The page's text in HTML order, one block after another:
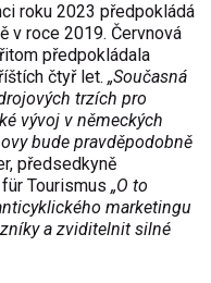
roku 2023 předpokládá
v roce 2019. Červnová
předpokládala
čtyř let. „Současná
trzích pro
vývoj v německých
bude pravděpodobně
předsedkyně
Tourismus „O to
marketingu
a zviditelnit silné